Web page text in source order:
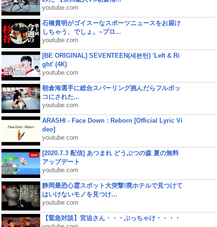
youtube.com
石橋貴明がゴイスーなスポーツニュースをお届け
しちゃう、でしょ。~プロ...
youtube.com
[BE ORIGINAL] SEVENTEEN(세븐틴) 'Left & Ri
ght' (4K)
youtube.com
朝倉海選手に総合スパーリング挑んだらフルボッ
コにされた...
youtube.com
ARASHI - Face Down : Reborn [Official Lyric Vi
deo]
youtube.com
[2020.7.3 配信] あつまれ どうぶつの森 夏の無料
アップデート
youtube.com
静岡最恐心霊スポット大突撃!廃ホテルで見つけて
はいけないモノを見つけ...
youtube.com
【緊急対談】宮迫さん・・・ぶっちゃけ・・・・